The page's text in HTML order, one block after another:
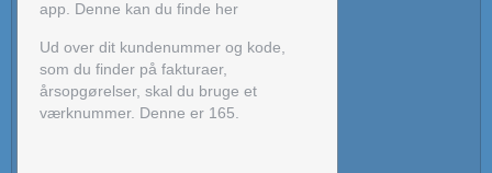
app. Denne kan du finde her
Ud over dit kundenummer og kode,
som du finder på fakturaer,
årsopgørelser, skal du bruge et
værknummer. Denne er 165.